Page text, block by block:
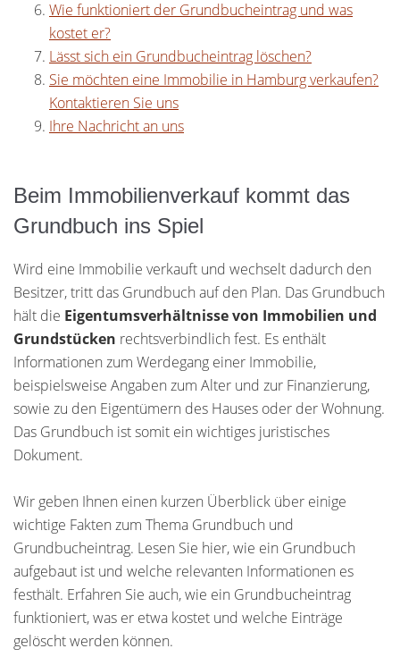
Wie funktioniert der Grundbucheintrag und was
kostet er?
Lässt sich ein Grundbucheintrag löschen?
Sie möchten eine Immobilie in Hamburg verkaufen?
Kontaktieren Sie uns
Ihre Nachricht an uns
Beim Immobilienverkauf kommt das
Grundbuch ins Spiel
Wird eine Immobilie verkauft und wechselt dadurch den
Besitzer, tritt das Grundbuch auf den Plan. Das Grundbuch
hält die Eigentumsverhältnisse von Immobilien und
Grundstücken rechtsverbindlich fest. Es enthält
Informationen zum Werdegang einer Immobilie,
beispielsweise Angaben zum Alter und zur Finanzierung,
sowie zu den Eigentümern des Hauses oder der Wohnung.
Das Grundbuch ist somit ein wichtiges juristisches
Dokument.
Wir geben Ihnen einen kurzen Überblick über einige
wichtige Fakten zum Thema Grundbuch und
Grundbucheintrag. Lesen Sie hier, wie ein Grundbuch
aufgebaut ist und welche relevanten Informationen es
festhält. Erfahren Sie auch, wie ein Grundbucheintrag
funktioniert, was er etwa kostet und welche Einträge
gelöscht werden können.